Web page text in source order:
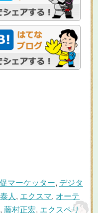
マーケッター, デジタ
人 , エクスマ, オーテ
,藤村正宏, エクスペリ